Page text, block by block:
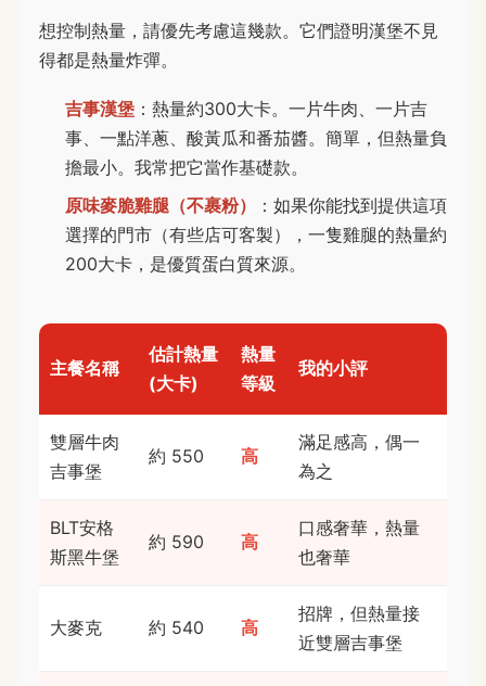
想控制熱量，請優先考慮這幾款。它們證明漢堡不見
得都是熱量炸彈。
吉事漢堡 ：熱量約300大卡。一片牛肉、一片吉
事、一點洋蔥、酸黃瓜和番茄醬。簡單，但熱量負
擔最小。我常把它當作基礎款。
原味麥脆雞腿（不裹粉）
：如果你能找到提供這項
選擇的門市（有些店可客製），一隻雞腿的熱量約
200大卡，是優質蛋白質來源。
主餐名稱
估計熱量
(大卡)
熱量
等級
我的小評
雙層牛肉
吉事堡
約 550 高
滿足感高，偶一
為之
BLT安格
斯黑牛堡
約 590 高
口感奢華，熱量
也奢華
大麥克 約 540 高
招牌，但熱量接
近雙層吉事堡